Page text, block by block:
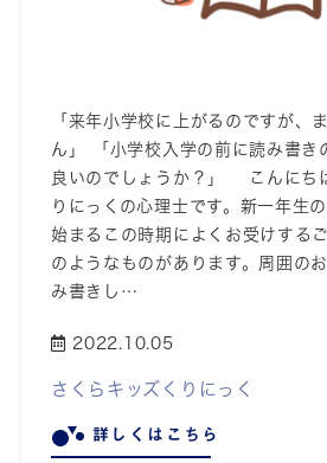
「来年小学校に上がるのですが、
ん」 「小学校入学の前に読み書き
良いのでしょうか？」 こんにち
りにっくの心理士です。新一年生
始まるこの時期によくお受けする
のようなものがあります。周囲の
み書きし…
2022.10.05
さくらキッズくりにっく
詳しくはこちら